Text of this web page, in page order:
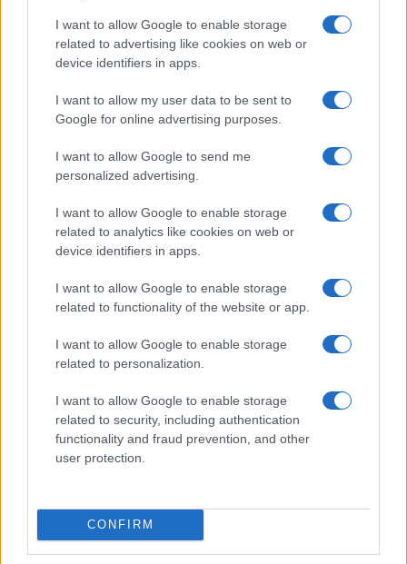
I want to allow Google to enable storage
related to advertising like cookies on web or
device identifiers in apps.
I want to allow my user data to be sent to
Google for online advertising purposes.
I want to allow Google to send me
personalized advertising.
I want to allow Google to enable storage
related to analytics like cookies on web or
device identifiers in apps.
I want to allow Google to enable storage
related to functionality of the website or app.
I want to allow Google to enable storage
related to personalization.
I want to allow Google to enable storage
related to security, including authentication
functionality and fraud prevention, and other
user protection.
CONFIRM
Costruire carriere con fondi UE: competenze digitali,
green e deep tech
Andrea Innocenti · 5 Ago 2026
NavCube3-mini: il ricevitore che rivoluzionerà la
navigazione lunare
Edoardo Vitali · 4 Ago 2026